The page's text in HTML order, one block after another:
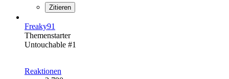
Zitieren
Freaky91
Themenstarter
Untouchable #1
Reaktionen